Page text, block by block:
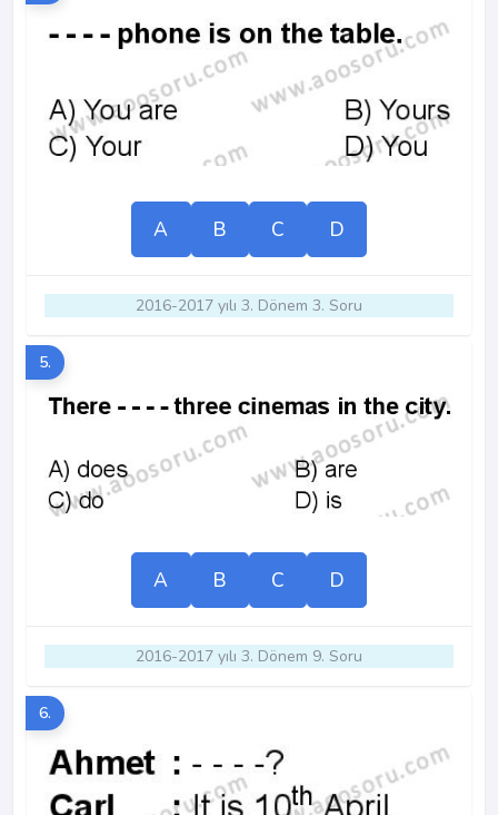
A B C D
2016-2017 yılı 3. Dönem 3. Soru
5.
A B C D
2016-2017 yılı 3. Dönem 9. Soru
6.